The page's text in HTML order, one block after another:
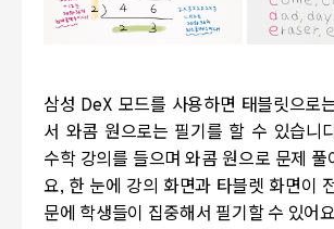
삼성 DeX 모드를 사용하면 태블릿으로
서 와콤 원으로는 필기를 할 수 있습니
수학 강의를 들으며 와콤 원으로 문제 풀
요, 한 눈에 강의 화면과 타블렛 화면이
문에 학생들이 집중해서 필기할 수 있어